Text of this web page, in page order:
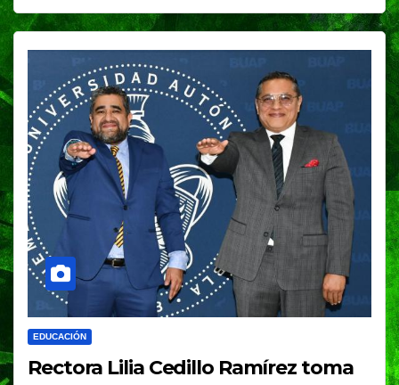
EDUCACIÓN
Rectora Lilia Cedillo Ramírez toma